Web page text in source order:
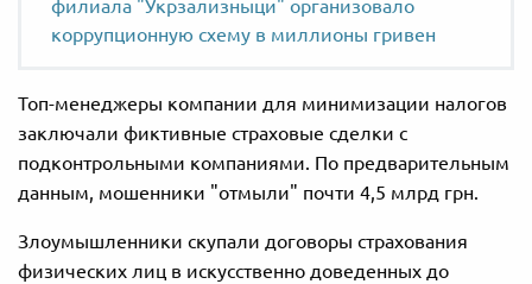
филиала "Укрзализныци" организовало
коррупционную схему в миллионы гривен
Топ-менеджеры компании для минимизации налогов
заключали фиктивные страховые сделки с
подконтрольными компаниями. По предварительным
данным, мошенники "отмыли" почти 4,5 млрд грн.
Злоумышленники скупали договоры страхования
физических лиц в искусственно доведенных до